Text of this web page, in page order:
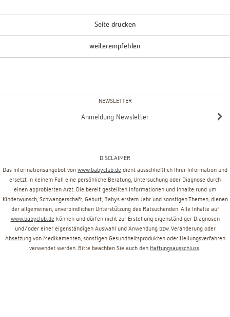
Seite drucken
weiterempfehlen
NEWSLETTER
Anmeldung Newsletter
DISCLAIMER
Das Informationsangebot von www.babyclub.de dient ausschließlich Ihrer Information und
ersetzt in keinem Fall eine persönliche Beratung, Untersuchung oder Diagnose durch
einen approbierten Arzt. Die bereit gestellten Informationen und Inhalte rund um
Kinderwunsch, Schwangerschaft, Geburt, Babys erstem Jahr und sonstigen Themen, dienen
der allgemeinen, unverbindlichen Unterstützung des Ratsuchenden. Alle Inhalte auf
www.babyclub.de können und dürfen nicht zur Erstellung eigenständiger Diagnosen
und/oder einer eigenständigen Auswahl und Anwendung bzw. Veränderung oder
Absetzung von Medikamenten, sonstigen Gesundheitsprodukten oder Heilungsverfahren
verwendet werden. Bitte beachten Sie auch den Haftungsausschluss.